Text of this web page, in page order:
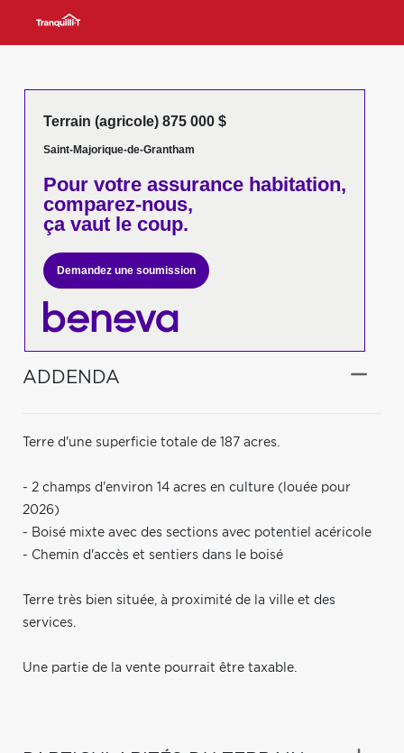
Terrain (agricole) 875 000 $
Saint-Majorique-de-Grantham
Pour votreassurance habitation,
comparez-nous,
ça vaut le coup.
Demandez une soumission
ADDENDA
Terre d'une superficie totale de 187 acres.
- 2 champs d'environ 14 acres en culture (louée pour
2026)
- Boisé mixte avec des sections avec potentiel acéricole
- Chemin d'accès et sentiers dans le boisé
Terre très bien située, à proximité de la ville et des
services.
Une partie de la vente pourrait être taxable.